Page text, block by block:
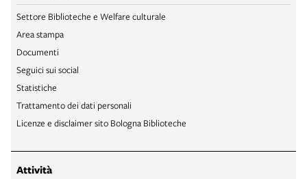
Settore Biblioteche e Welfare culturale
Area stampa
Documenti
Seguici sui social
Statistiche
Trattamento dei dati personali
Licenze e disclaimer sito Bologna Biblioteche
Attività